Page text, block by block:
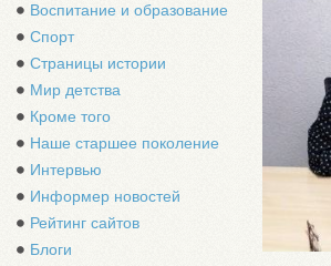
Воспитание и образование
Спорт
Страницы истории
Мир детства
Кроме того
Наше старшее поколение
Интервью
Информер новостей
Рейтинг сайтов
Блоги